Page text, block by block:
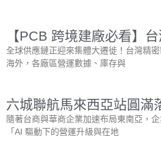
【PCB 跨境建廠必看】
全球供應鏈正迎來集體大遷徙！台灣精
海外，各廠區營運數據、庫存與
六城聯航馬來西亞站圓滿
隨著台商與華商企業加速布局東南亞，
「AI 驅動下的營運升級與在地